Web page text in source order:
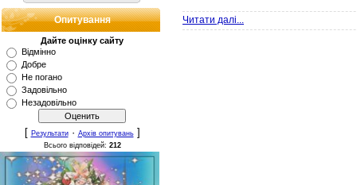
Опитування
Дайте оцінку сайту
Відмінно
Добре
Не погано
Задовільно
Незадовільно
[ Результати· Архів опитувань]
Всього відповідей: 212
Читати далі...